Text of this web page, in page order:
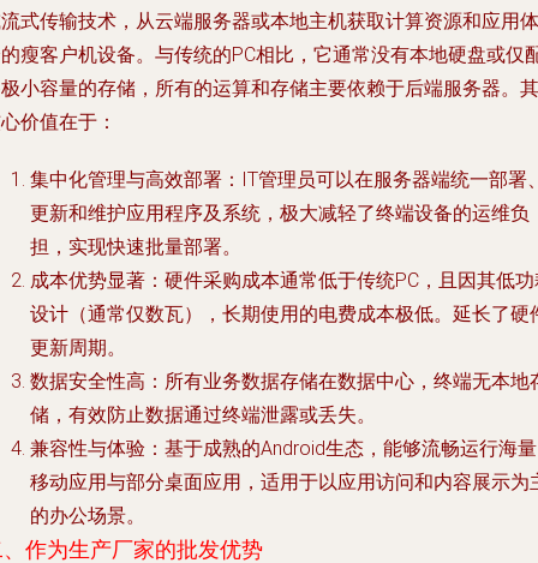
式传输技术，从云端服务器或本地主机获取计算资源和应用体
瘦客户机设备。与传统的PC相比，它通常没有本地硬盘或仅
小容量的存储，所有的运算和存储主要依赖于后端服务器。其
价值在于：
集中化管理与高效部署 ：IT管理员可以在服务器端统一部署
更新和维护应用程序及系统，极大减轻了终端设备的运维负
担，实现快速批量部署。
成本优势显著 ：硬件采购成本通常低于传统PC，且因其低
设计（通常仅数瓦），长期使用的电费成本极低。延长了硬
更新周期。
数据安全性高 ：所有业务数据存储在数据中心，终端无本地
储，有效防止数据通过终端泄露或丢失。
兼容性与体验 ：基于成熟的Android生态，能够流畅运行海
移动应用与部分桌面应用，适用于以应用访问和内容展示为
的办公场景。
作为生产厂家的批发优势